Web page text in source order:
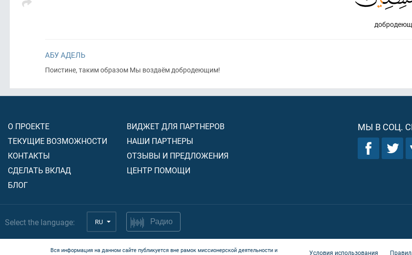
АБУ АДЕЛЬ
Поистине, таким образом Мы воздаём добродеющим!
О ПРОЕКТЕ
ТЕКУЩИЕ ВОЗМОЖНОСТИ
КОНТАКТЫ
СДЕЛАТЬ ВКЛАД
БЛОГ
ВИДЖЕТ ДЛЯ ПАРТНЕРОВ
НАШИ ПАРТНЕРЫ
ОТЗЫВЫ И ПРЕДЛОЖЕНИЯ
ЦЕНТР ПОМОЩИ
МЫ В СОЦ.
Select the language: RU Радио
Вся информация на данном сайте публикуется вне рамок миссионерской деятельности и
Условия использования